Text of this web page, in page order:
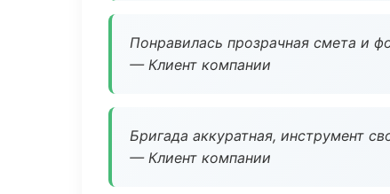
Понравилась прозрачная смета и
— Клиент компании
Бригада аккуратная, инструмент
— Клиент компании